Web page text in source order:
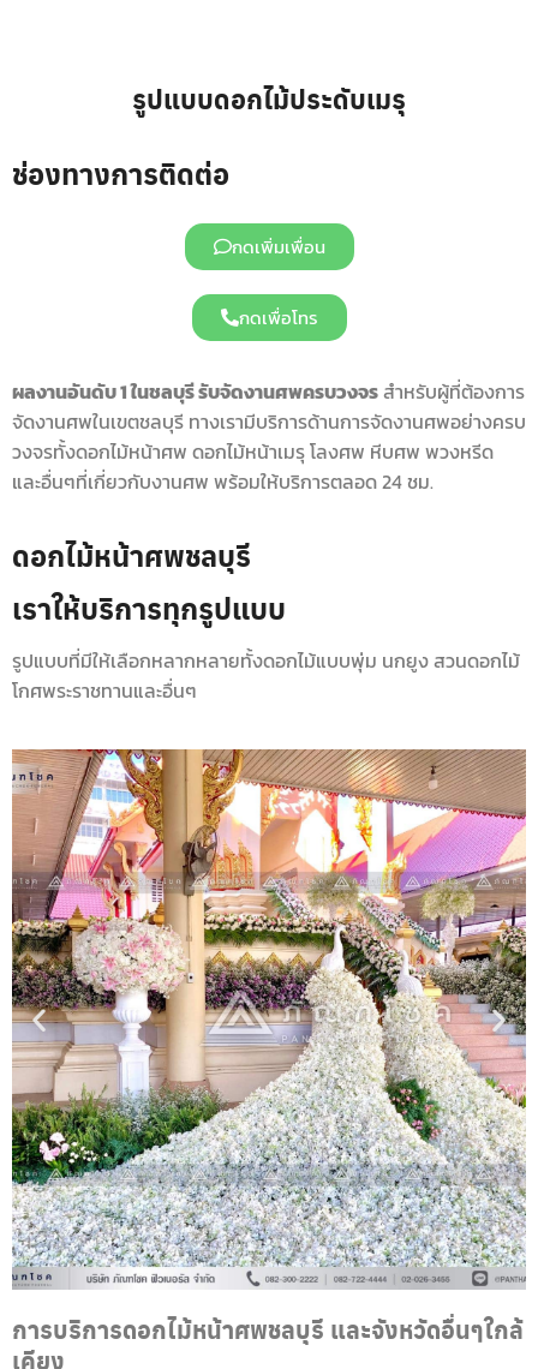
รูปแบบดอกไม้ประดับเมรุ
ช่องทางการติดต่อ
กดเพิ่มเพื่อน
กดเพื่อโทร
ผลงานอันดับ 1 ในชลบุรี รับจัดงานศพครบวงจรสำหรับผู้ที่ต้องการ
จัดงานศพในเขตชลบุรี ทางเรามีบริการด้านการจัดงานศพอย่างครบ
วงจรทั้งดอกไม้หน้าศพ ดอกไม้หน้าเมรุ โลงศพ หีบศพ พวงหรีด
และอื่นๆที่เกี่ยวกับงานศพ พร้อมให้บริการตลอด 24 ชม.
ดอกไม้หน้าศพชลบุรี
เราให้บริการทุกรูปแบบ
รูปแบบที่มีให้เลือกหลากหลายทั้งดอกไม้แบบพุ่ม นกยูง สวนดอกไม้
โกศพระราชทานและอื่นๆ
การบริการดอกไม้หน้าศพชลบุรี และจังหวัดอื่นๆใกล้
เคียง